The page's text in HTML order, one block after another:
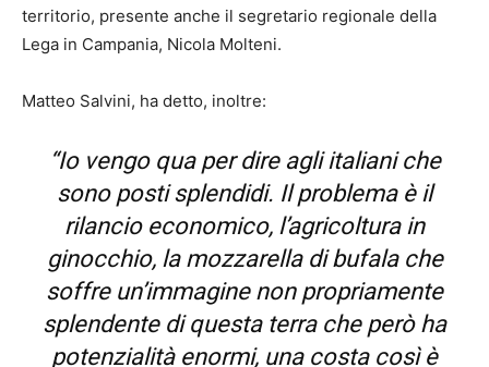
territorio, presente anche il segretario regionale della
Lega in Campania, Nicola Molteni.
Matteo Salvini, ha detto, inoltre:
“Io vengo qua per dire agli italiani che
sono posti splendidi. Il problema è il
rilancio economico, l’agricoltura in
ginocchio, la mozzarella di bufala che
soffre un’immagine non propriamente
splendente di questa terra che però ha
potenzialità enormi, una costa così è